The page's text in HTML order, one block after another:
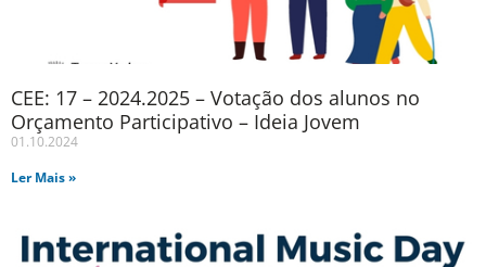
CEE: 17 – 2024.2025 – Votação dos alunos no
Orçamento Participativo – Ideia Jovem
01.10.2024
Ler Mais »